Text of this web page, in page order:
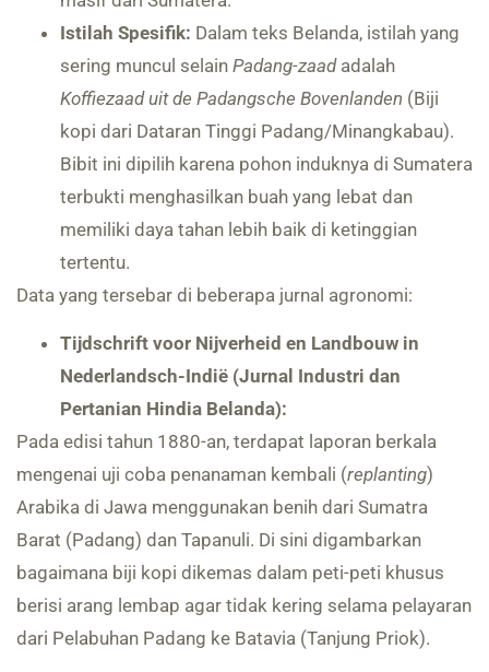
Istilah Spesifik: Dalam teks Belanda, istilah yang
sering muncul selain Padang-zaadadalah
Koffiezaad uit de Padangsche Bovenlanden (Biji
kopi dari Dataran Tinggi Padang/Minangkabau).
Bibit ini dipilih karena pohon induknya di Sumatera
terbukti menghasilkan buah yang lebat dan
memiliki daya tahan lebih baik di ketinggian
tertentu.
Data yang tersebar di beberapa jurnal agronomi:
Tijdschrift voor Nijverheid en Landbouw in
Nederlandsch-Indië (Jurnal Industri dan
Pertanian Hindia Belanda):
Pada edisi tahun 1880-an, terdapat laporan berkala
mengenai uji coba penanaman kembali (replanting)
Arabika di Jawa menggunakan benih dari Sumatra
Barat (Padang) dan Tapanuli. Di sini digambarkan
bagaimana biji kopi dikemas dalam peti-peti khusus
berisi arang lembap agar tidak kering selama pelayaran
dari Pelabuhan Padang ke Batavia (Tanjung Priok).